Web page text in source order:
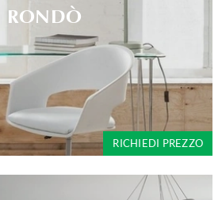
RONDÒ
RICHIEDI PREZZO